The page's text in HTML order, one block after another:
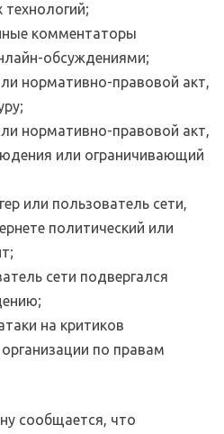
комментаторы
обсуждениями;
нормативно-правовой акт,
нормативно-правовой акт,
или ограничивающий
или пользователь сети,
политический или
сети подвергался
на критиков
по правам
сообщается, что